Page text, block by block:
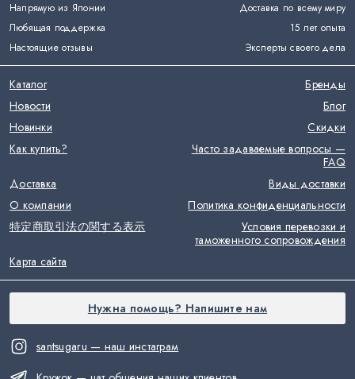
Напрямую из Японии
Доставка по всему миру
Любящая поддержка
15 лет опыта
Настоящие отзывы
Эксперты своего дела
santsugaru — наш инстаграм
Каталог
Бренды
Новости
Блог
Новинки
Скидки
Как купить?
Часто задаваемые вопросы —
FAQ
Доставка
Виды доставки
О компании
Политика конфиденциальности
特定商取引法の関する表示
Условия перевозки и
таможенного сопровождения
Карта сайта
Нужна помощь? Напишите нам